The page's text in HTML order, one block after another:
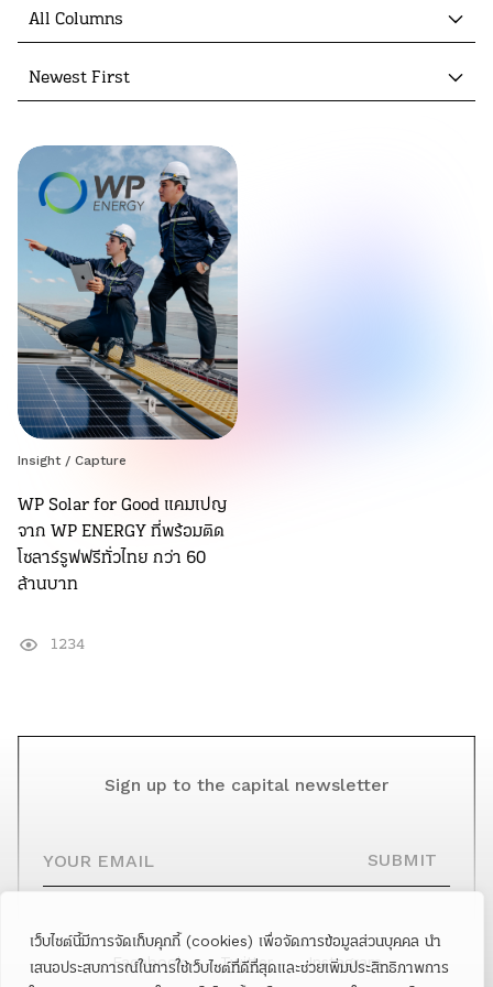
เว็บไซต์นี้มีการจัดเก็บคุกกี้ (cookies) เพื่อจัดการข้อมูลส่วนบุคคล นำ
เสนอประสบการณ์ในการใช้เว็บไซต์ที่ดีที่สุดและช่วยเพิ่มประสิทธิภาพการ
All Columns
Newest First
Insight / Capture
WP Solar for Good แคมเปญ
จาก WP ENERGY ที่พร้อมติด
โซลาร์รูฟฟรีทั่วไทย กว่า 60
ล้านบาท
1234
Sign up to the capital newsletter
SUBMIT
Facebook Twitter Instagram